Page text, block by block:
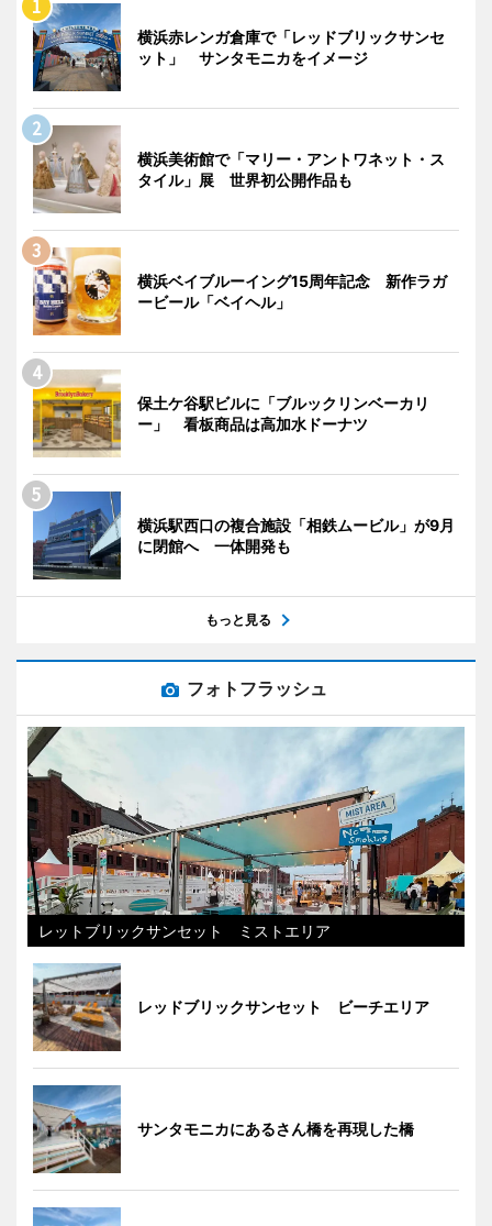
横浜赤レンガ倉庫で「レッドブリックサンセ
ット」 サンタモニカをイメージ
横浜美術館で「マリー・アントワネット・ス
タイル」展 世界初公開作品も
横浜ベイブルーイング15周年記念 新作ラガ
ービール「ベイヘル」
保土ケ谷駅ビルに「ブルックリンベーカリ
ー」 看板商品は高加水ドーナツ
横浜駅西口の複合施設「相鉄ムービル」が9月
に閉館へ 一体開発も
もっと見る
フォトフラッシュ
レットブリックサンセット ミストエリア
レッドブリックサンセット ビーチエリア
サンタモニカにあるさん橋を再現した橋